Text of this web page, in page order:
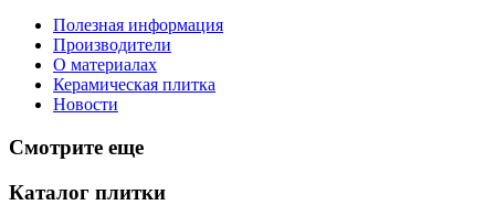
Полезная информация
Производители
О материалах
Керамическая плитка
Новости
Смотрите еще
Каталог плитки